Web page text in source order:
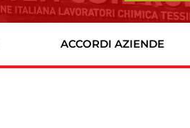
ACCORDI AZIENDE